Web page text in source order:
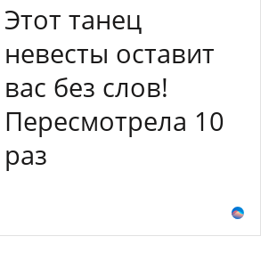
Этот танец
невесты оставит
вас без слов!
Пересмотрела 10
раз